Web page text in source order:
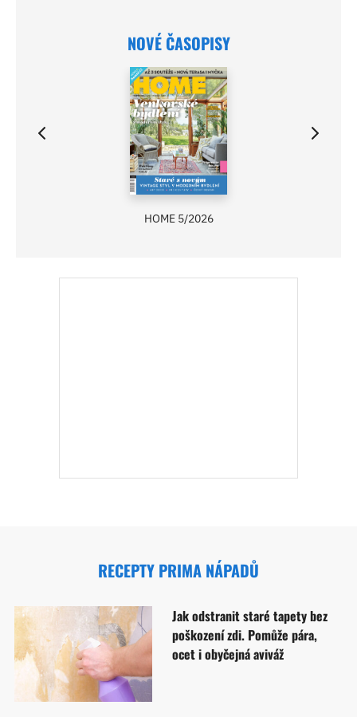
NOVÉ ČASOPISY
HOME 5/2026
RECEPTY PRIMA NÁPADŮ
Jak odstranit staré tapety bez
poškození zdi. Pomůže pára,
ocet i obyčejná aviváž